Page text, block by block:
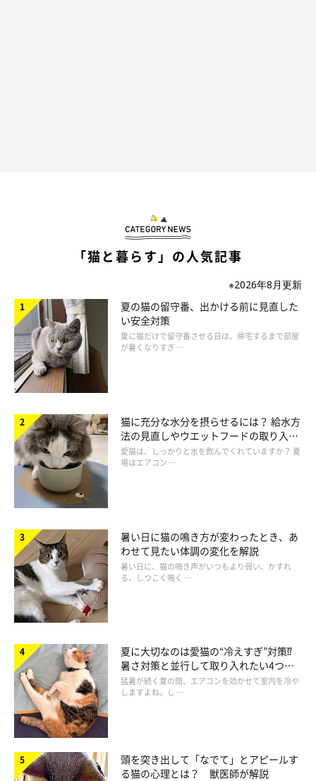
「猫と暮らす」の人気記事
※2026年8月更新
夏の猫の留守番、出かける前に見直した
い安全対策
夏に猫だけで留守番させる日は、帰宅するまで部屋
が暑くなりすぎ …
猫に充分な水分を摂らせるには？ 給水方
法の見直しやウエットフードの取り入れ
方を解説
愛猫は、しっかりと水を飲んでくれていますか？ 夏
場はエアコン …
暑い日に猫の鳴き方が変わったとき、あ
わせて見たい体調の変化を解説
暑い日に、猫の鳴き声がいつもより弱い、かすれ
る、しつこく鳴く …
夏に大切なのは愛猫の“冷えすぎ”対策⁉
暑さ対策と並行して取り入れたい4つの
工夫
猛暑が続く夏の間、エアコンを効かせて室内を冷や
しますよね。し …
頭を突き出して「なでて」とアピールす
る猫の心理とは？ 獣医師が解説